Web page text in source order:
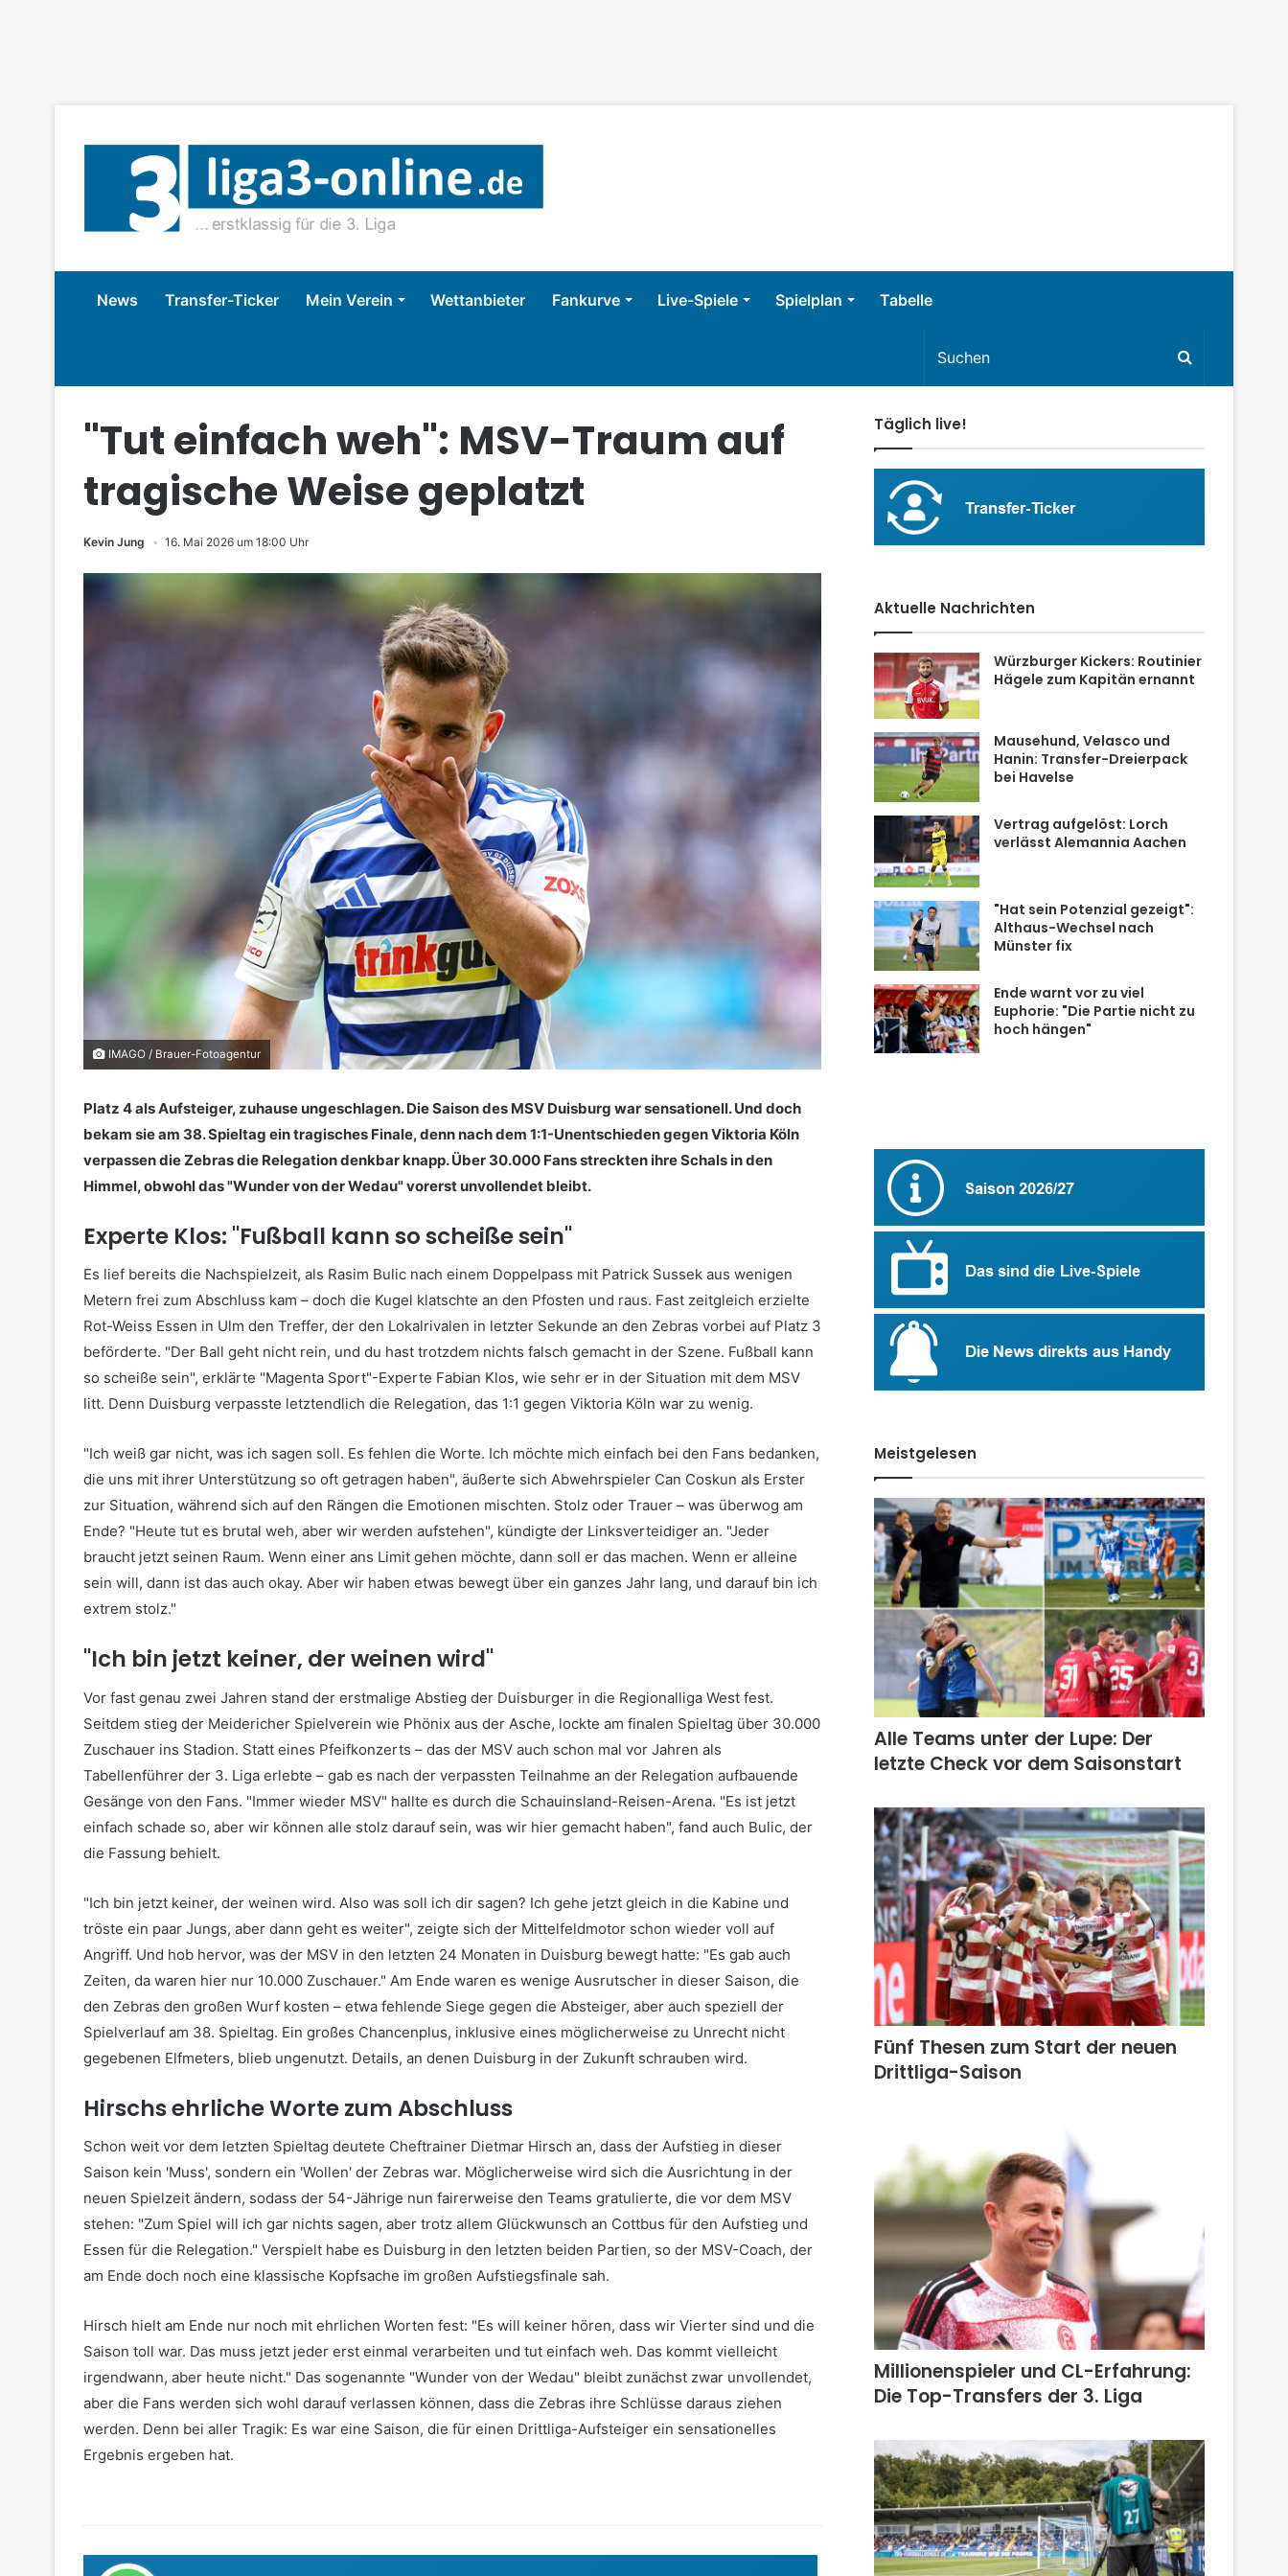
News Transfer-Ticker Mein Verein Wettanbieter Fankurve Live-Spiele Spielplan Tabelle
"Tut einfach weh": MSV-Traum auf
tragische Weise geplatzt
Kevin Jung 16. Mai 2026 um 18:00 Uhr
IMAGO / Brauer-Fotoagentur
Platz 4 als Aufsteiger, zuhause ungeschlagen. Die Saison des MSV Duisburg war sensationell. Und doch
bekam sie am 38. Spieltag ein tragisches Finale, denn nach dem 1:1-Unentschieden gegen Viktoria Köln
verpassen die Zebras die Relegation denkbar knapp. Über 30.000 Fans streckten ihre Schals in den
Himmel, obwohl das "Wunder von der Wedau" vorerst unvollendet bleibt.
Experte Klos: "Fußball kann so scheiße sein"
Es lief bereits die Nachspielzeit, als Rasim Bulic nach einem Doppelpass mit Patrick Sussek aus wenigen
Metern frei zum Abschluss kam – doch die Kugel klatschte an den Pfosten und raus. Fast zeitgleich erzielte
Rot-Weiss Essen in Ulm den Treffer, der den Lokalrivalen in letzter Sekunde an den Zebras vorbei auf Platz 3
beförderte. "Der Ball geht nicht rein, und du hast trotzdem nichts falsch gemacht in der Szene. Fußball kann
so scheiße sein", erklärte "Magenta Sport"-Experte Fabian Klos, wie sehr er in der Situation mit dem MSV
litt. Denn Duisburg verpasste letztendlich die Relegation, das 1:1 gegen Viktoria Köln war zu wenig.
"Ich weiß gar nicht, was ich sagen soll. Es fehlen die Worte. Ich möchte mich einfach bei den Fans bedanken,
die uns mit ihrer Unterstützung so oft getragen haben", äußerte sich Abwehrspieler Can Coskun als Erster
zur Situation, während sich auf den Rängen die Emotionen mischten. Stolz oder Trauer – was überwog am
Ende? "Heute tut es brutal weh, aber wir werden aufstehen", kündigte der Linksverteidiger an. "Jeder
braucht jetzt seinen Raum. Wenn einer ans Limit gehen möchte, dann soll er das machen. Wenn er alleine
sein will, dann ist das auch okay. Aber wir haben etwas bewegt über ein ganzes Jahr lang, und darauf bin ich
extrem stolz."
"Ich bin jetzt keiner, der weinen wird"
Vor fast genau zwei Jahren stand der erstmalige Abstieg der Duisburger in die Regionalliga West fest.
Seitdem stieg der Meidericher Spielverein wie Phönix aus der Asche, lockte am finalen Spieltag über 30.000
Zuschauer ins Stadion. Statt eines Pfeifkonzerts – das der MSV auch schon mal vor Jahren als
Tabellenführer der 3. Liga erlebte – gab es nach der verpassten Teilnahme an der Relegation aufbauende
Gesänge von den Fans. "Immer wieder MSV" hallte es durch die Schauinsland-Reisen-Arena. "Es ist jetzt
einfach schade so, aber wir können alle stolz darauf sein, was wir hier gemacht haben", fand auch Bulic, der
die Fassung behielt.
"Ich bin jetzt keiner, der weinen wird. Also was soll ich dir sagen? Ich gehe jetzt gleich in die Kabine und
tröste ein paar Jungs, aber dann geht es weiter", zeigte sich der Mittelfeldmotor schon wieder voll auf
Angriff. Und hob hervor, was der MSV in den letzten 24 Monaten in Duisburg bewegt hatte: "Es gab auch
Zeiten, da waren hier nur 10.000 Zuschauer." Am Ende waren es wenige Ausrutscher in dieser Saison, die
den Zebras den großen Wurf kosten – etwa fehlende Siege gegen die Absteiger, aber auch speziell der
Spielverlauf am 38. Spieltag. Ein großes Chancenplus, inklusive eines möglicherweise zu Unrecht nicht
gegebenen Elfmeters, blieb ungenutzt. Details, an denen Duisburg in der Zukunft schrauben wird.
Hirschs ehrliche Worte zum Abschluss
Schon weit vor dem letzten Spieltag deutete Cheftrainer Dietmar Hirsch an, dass der Aufstieg in dieser
Saison kein 'Muss', sondern ein 'Wollen' der Zebras war. Möglicherweise wird sich die Ausrichtung in der
neuen Spielzeit ändern, sodass der 54-Jährige nun fairerweise den Teams gratulierte, die vor dem MSV
stehen: "Zum Spiel will ich gar nichts sagen, aber trotz allem Glückwunsch an Cottbus für den Aufstieg und
Essen für die Relegation." Verspielt habe es Duisburg in den letzten beiden Partien, so der MSV-Coach, der
am Ende doch noch eine klassische Kopfsache im großen Aufstiegsfinale sah.
Hirsch hielt am Ende nur noch mit ehrlichen Worten fest: "Es will keiner hören, dass wir Vierter sind und die
Saison toll war. Das muss jetzt jeder erst einmal verarbeiten und tut einfach weh. Das kommt vielleicht
irgendwann, aber heute nicht." Das sogenannte "Wunder von der Wedau" bleibt zunächst zwar unvollendet,
aber die Fans werden sich wohl darauf verlassen können, dass die Zebras ihre Schlüsse daraus ziehen
werden. Denn bei aller Tragik: Es war eine Saison, die für einen Drittliga-Aufsteiger ein sensationelles
Ergebnis ergeben hat.
Täglich live!
Aktuelle Nachrichten
Würzburger Kickers: Routinier
Hägele zum Kapitän ernannt
Mausehund, Velasco und
Hanin: Transfer-Dreierpack
bei Havelse
Vertrag aufgelöst: Lorch
verlässt Alemannia Aachen
"Hat sein Potenzial gezeigt":
Althaus-Wechsel nach
Münster fix
Ende warnt vor zu viel
Euphorie: "Die Partie nicht zu
hoch hängen"
Meistgelesen
Alle Teams unter der Lupe: Der
letzte Check vor dem Saisonstart
Fünf Thesen zum Start der neuen
Drittliga-Saison
Millionenspieler und CL-Erfahrung:
Die Top-Transfers der 3. Liga